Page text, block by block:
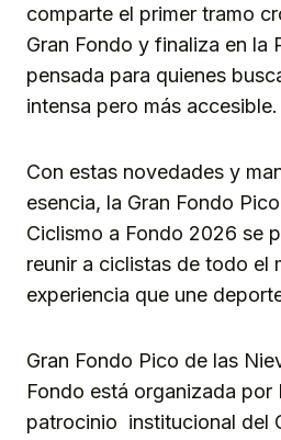
comparte el primer tramo
Gran Fondo y finaliza en la
pensada para quienes
intensa pero más accesible.
Con estas novedades y
esencia, la Gran Fondo
Ciclismo a Fondo 2026 se
reunir a ciclistas de todo el
experiencia que une
Gran Fondo Pico de las
Fondo está organizada por
patrocinio institucional del